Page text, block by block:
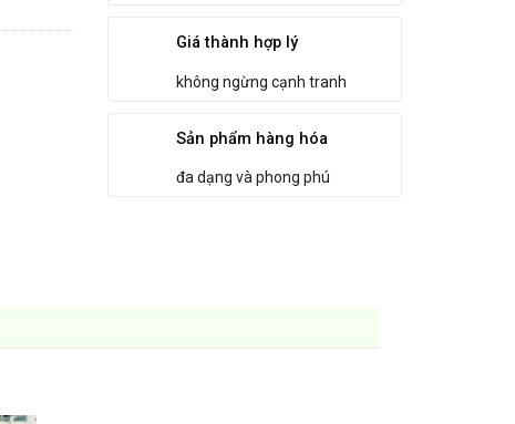
Giá thành hợp lý
không ngừng cạnh tranh
Sản phẩm hàng hóa
đa dạng và phong phú